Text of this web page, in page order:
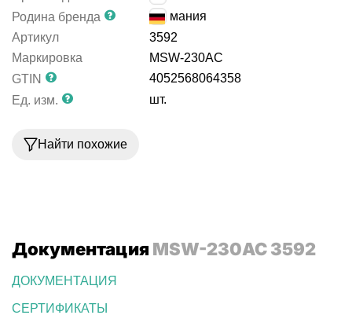
Родина бренда
Германия
Артикул
3592
Маркировка
MSW-230AC
GTIN
4052568064358
Ед. изм.
шт.
Найти похожие
Документация MSW-230AC 3592
ДОКУМЕНТАЦИЯ
СЕРТИФИКАТЫ